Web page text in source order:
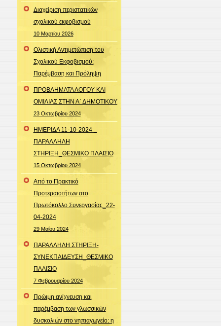
Διαχείριση περιστατικών
σχολικού εκφοβισμού
10 Μαρτίου 2026
Ολιστική Αντιμετώπιση του
Σχολικού Εκφοβισμού:
Παρέμβαση και Πρόληψη
ΠΡΟΒΛΗΜΑΤΑ ΛΟΓΟΥ ΚΑΙ
ΟΜΙΛΙΑΣ ΣΤΗΝ Α΄ ΔΗΜΟΤΙΚΟΥ
23 Οκτωβρίου 2024
ΗΜΕΡΙΔΑ 11-10-2024 _
ΠΑΡΑΛΛΗΛΗ
ΣΤΗΡΙΞΗ_ΘΕΣΜΙΚΟ ΠΛΑΙΣΙΟ
15 Οκτωβρίου 2024
Από το Πρακτικό
Προτεραιοτήτων στο
Πρωτόκολλο Συνεργασίας_22-
04-2024
29 Μαΐου 2024
ΠΑΡΑΛΛΗΛΗ ΣΤΗΡΙΞΗ-
ΣΥΝΕΚΠΑΙΔΕΥΣΗ_ΘΕΣΜΙΚΟ
ΠΛΑΙΣΙΟ
7 Φεβρουαρίου 2024
Πρώιμη ανίχνευση και
παρέμβαση των γλωσσικών
δυσκολιών στο νηπιαγωγείο: η